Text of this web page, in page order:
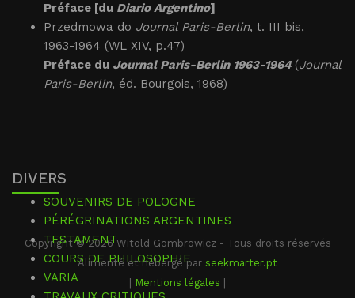
Préface [du Diario Argentino]
Przedmowa do Journal Paris-Berlin, t. III bis,
1963­-1964 (WL XIV, p.47)
Préface du Journal Paris-Berlin 1963-1964 (Journal
Paris-Berlin, éd. Bourgois, 1968)
DIVERS
SOUVENIRS DE POLOGNE
PÉRÉGRINATIONS ARGENTINES
TESTAMENT
COURS DE PHILOSOPHIE
VARIA
Copyright © 2026 Witold Gombrowicz - Tous droits réservés
Alimenté et hébergé par seekmarter.pt
Mentions légales